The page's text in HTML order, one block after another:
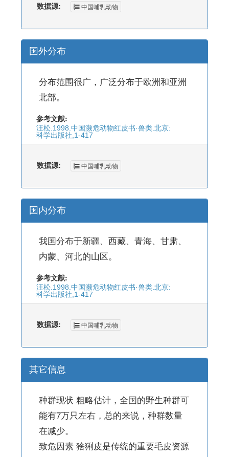
数据源: 中国哺乳动物
国外分布
分布范围很广，广泛分布于欧洲和亚洲
北部。
参考文献:
汪松.1998.中国濒危动物红皮书·兽类.北京:
科学出版社,1-417
数据源: 中国哺乳动物
国内分布
我国分布于新疆、西藏、青海、甘肃、
内蒙、河北的山区。
参考文献:
汪松.1998.中国濒危动物红皮书·兽类.北京:
科学出版社,1-417
数据源: 中国哺乳动物
其它信息
种群现状 粗略估计，全国的野生种群可
能有7万只左右，总的来说，种群数量
在减少。
致危因素 猞猁皮是传统的重要毛皮资源